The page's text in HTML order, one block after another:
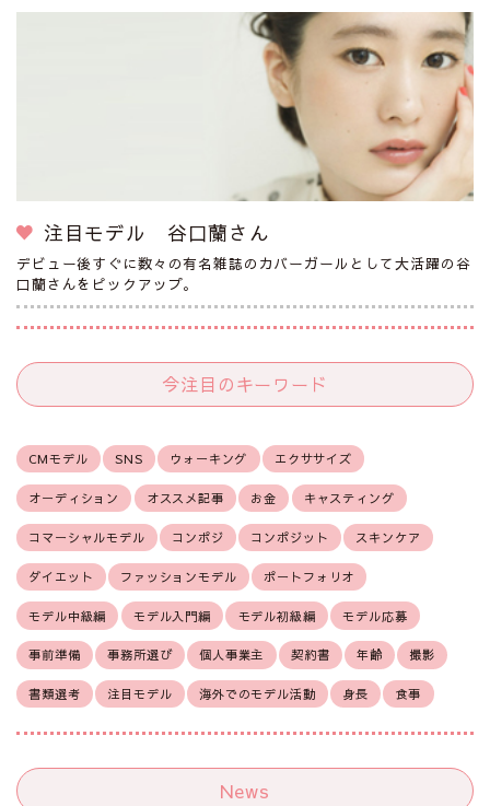
注目モデル 谷口蘭さん
デビュー後すぐに数々の有名雑誌のカバーガールとして大活躍の谷
口蘭さんをピックアップ。
今注目のキーワード
CMモデル SNS ウォーキング エクササイズ
オーディション オススメ記事 お金 キャスティング
コマーシャルモデル コンポジ コンポジット スキンケア
ダイエット ファッションモデル ポートフォリオ
モデル中級編 モデル入門編 モデル初級編 モデル応募
事前準備 事務所選び 個人事業主 契約書 年齢 撮影
書類選考 注目モデル 海外でのモデル活動 身長 食事
News